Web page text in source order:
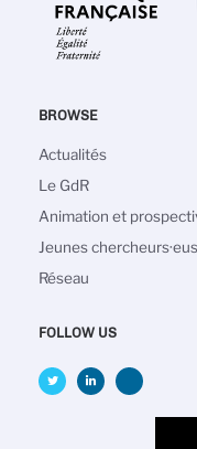
BROWSE
Main
navigation
Actualités
Le GdR
Animation et
Jeunes
Réseau
FOLLOW US